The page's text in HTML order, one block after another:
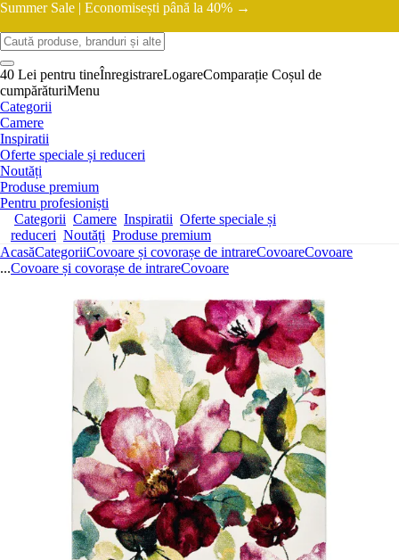
Summer Sale | Economisești până la 40% →
40 Lei pentru tineÎnregistrareLogareComparație Coșul de
cumpărăturiMenu
Categorii
Camere
Inspiratii
Oferte speciale și reduceri
Noutăți
Produse premium
Pentru profesioniști
Categorii Camere Inspiratii Oferte speciale și
reduceri Noutăți Produse premium
AcasăCategoriiCovoare și covorașe de intrareCovoareCovoare
...Covoare și covorașe de intrareCovoare